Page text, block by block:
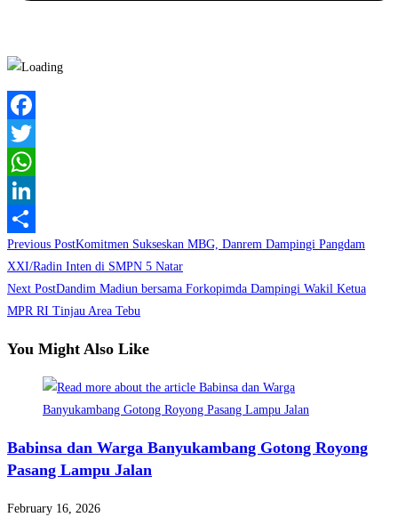
Facebook
Twitter
WhatsApp
LinkedIn
Share
Read
more
articles
Previous PostKomitmen Sukseskan MBG, Danrem Dampingi Pangdam
XXI/Radin Inten di SMPN 5 Natar
Next PostDandim Madiun bersama Forkopimda Dampingi Wakil Ketua
MPR RI Tinjau Area Tebu
You Might Also Like
Babinsa dan Warga Banyukambang Gotong Royong
Pasang Lampu Jalan
February 16, 2026